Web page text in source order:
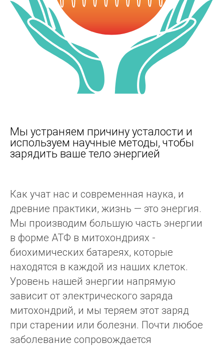
Мы устраняем причину усталости и
используем научные методы, чтобы
зарядить ваше тело энергией
Как учат нас и современная наука, и
древние практики, жизнь — это энергия.
Мы производим большую часть энергии
в форме АТФ в митохондриях -
биохимических батареях, которые
находятся в каждой из наших клеток.
Уровень нашей энергии напрямую
зависит от электрического заряда
митохондрий, и мы теряем этот заряд
при старении или болезни. Почти любое
заболевание сопровождается